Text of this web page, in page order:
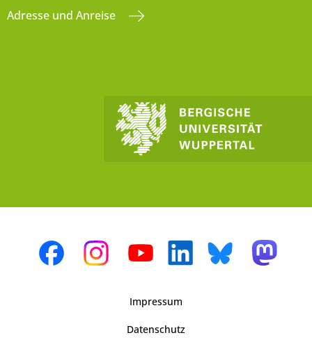
Adresse und Anreise
Impressum
Datenschutz